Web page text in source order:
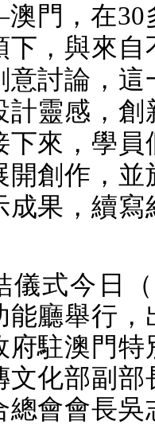
門，在30
下，與來自
意討論，這
計靈感，創
下來，學員
開創作，並
成果，續寫
儀式今日（
能廳舉行，
府駐澳門特
文化部副部
總會會長吳